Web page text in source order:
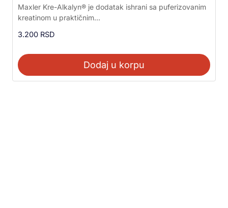
Ocenjeno sa
5.00
od 5
Maxler Kre-Alkalyn® je dodatak ishrani sa puferizovanim
kreatinom u praktičnim...
3.200 RSD
Dodaj u korpu